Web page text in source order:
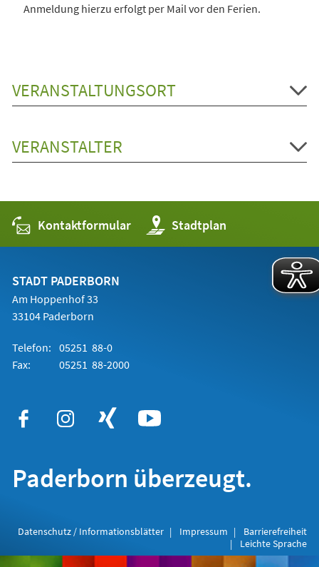
Anmeldung hierzu erfolgt per Mail vor den Ferien.
VERANSTALTUNGSORT
VERANSTALTER
Kontaktformular Stadtplan
(Öffnet
in
einem
STADT PADERBORN
Am Hoppenhof 33
33104 Paderborn
Telefon: 05251 88-0
Fax:
05251 88-2000
Paderborn überzeugt.
Datenschutz / Informationsblätter Impressum
Barrierefreiheit
Leichte Sprache